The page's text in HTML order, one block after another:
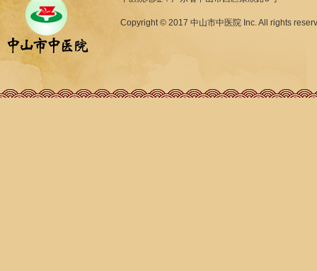
Copyright © 2017 中山市中医院 Inc. All rights